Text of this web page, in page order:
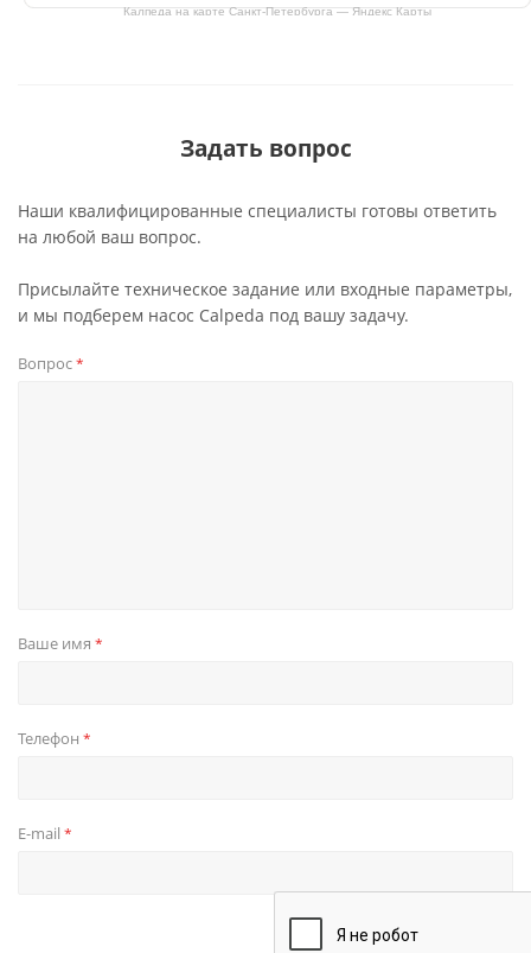
Калпеда на карте Санкт‑Петербурга — Яндекс Карты
Задать вопрос
Наши квалифицированные специалисты готовы ответить
на любой ваш вопрос.
Присылайте техническое задание или входные параметры,
и мы подберем насос Calpeda под вашу задачу.
Вопрос*
Ваше имя *
Телефон *
E-mail *